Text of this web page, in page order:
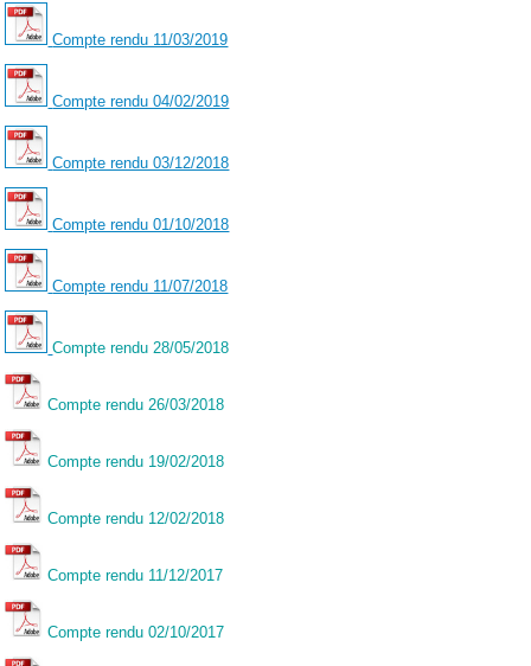
Compte rendu 11/03/2019
Compte rendu 04/02/2019
Compte rendu 03/12/2018
Compte rendu 01/10/2018
Compte rendu 11/07/2018
Compte rendu 28/05/2018
Compte rendu 26/03/2018
Compte rendu 19/02/2018
Compte rendu 12/02/2018
Compte rendu 11/12/2017
Compte rendu 02/10/2017